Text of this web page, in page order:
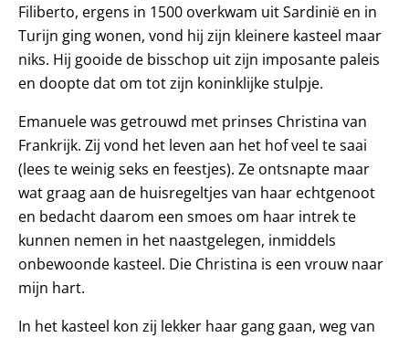
Filiberto, ergens in 1500 overkwam uit Sardinië en in
Turijn ging wonen, vond hij zijn kleinere kasteel maar
niks. Hij gooide de bisschop uit zijn imposante paleis
en doopte dat om tot zijn koninklijke stulpje.
Emanuele was getrouwd met prinses Christina van
Frankrijk. Zij vond het leven aan het hof veel te saai
(lees te weinig seks en feestjes). Ze ontsnapte maar
wat graag aan de huisregeltjes van haar echtgenoot
en bedacht daarom een smoes om haar intrek te
kunnen nemen in het naastgelegen, inmiddels
onbewoonde kasteel. Die Christina is een vrouw naar
mijn hart.
In het kasteel kon zij lekker haar gang gaan, weg van